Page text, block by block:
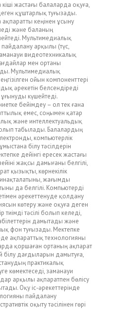
кіші жастағы балаларда оқуға,
құштарлық туғызады.
ақпаратты кеңінен ұсыну
және баланың
Мультимедиалық
арқылы (түс,
видеотехникалық
мен ортаны
Мультимедиалық
ойын компоненттері
әрекетін белсендіреді
күшейтеді.
бейімдеу – ол тек ғана
емес, соңымен қатар
және интеллектуальдық
табылады. Балалардың
компьютерлік
білу тәсілдерін
дейінгі ересек жастағы
жақсы дамығаны белгілі,
қызықты, көрнекілік
жағымды
да белгілі. Компьютерді
әрекеттенуде қолдану
көтеру және оқуға деген
тиімді тәсілі болып келеді,
дамытады және
фон туғызады. Мектепке
ақпараттық технологияны
қоршаған ортаның ақпарат
білу дағдыларын дамытуға,
практикалық
көмектеседі, заманауи
арқылы ақпаратпен бөлісу
Оқу іс-әрекеттерінде
пайдалану
оқыту тәсілінен гөрі